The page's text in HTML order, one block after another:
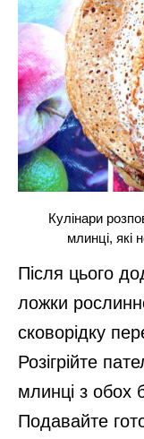
Кулінари
млинці, які
Після цього
ложки
сковорідку
Розігрійте
млинці з обох
Подавайте